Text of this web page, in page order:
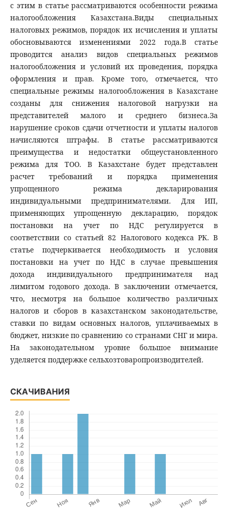
с этим в статье рассматриваются особенности режима
налогообложения Казахстана.Виды специальных
налоговых режимов, порядок их исчисления и уплаты
обосновываются изменениями 2022 года.В статье
проводится анализ видов специальных режимов
налогообложения и условий их проведения, порядка
оформления и прав. Кроме того, отмечается, что
специальные режимы налогообложения в Казахстане
созданы для снижения налоговой нагрузки на
представителей малого и среднего бизнеса.За
нарушение сроков сдачи отчетности и уплаты налогов
начисляются штрафы. В статье рассматриваются
преимущества и недостатки общеустановленного
режима для ТОО. В Казахстане будет представлен
расчет требований и порядка применения
упрощенного режима декларирования
индивидуальными предпринимателями. Для ИП,
применяющих упрощенную декларацию, порядок
постановки на учет по НДС регулируется в
соответствии со статьей 82 Налогового кодекса РК. В
статье подчеркивается необходимость и условия
постановки на учет по НДС в случае превышения
дохода индивидуального предпринимателя над
лимитом годового дохода. В заключении отмечается,
что, несмотря на большое количество различных
налогов и сборов в казахстанском законодательстве,
ставки по видам основных налогов, уплачиваемых в
бюджет, низкие по сравнению со странами СНГ и мира.
На законодательном уровне большое внимание
уделяется поддержке сельхозтоваропроизводителей.
СКАЧИВАНИЯ